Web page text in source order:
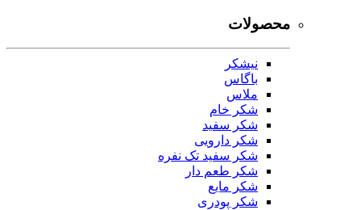
محصولات
نیشکر
باگاس
ملاس
شکر خام
شکر سفید
شکر دارویی
شکر سفید تک نفره
شکر طعم دار
شکر مایع
شکر پودری